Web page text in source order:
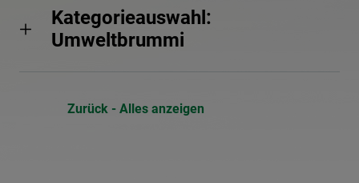
Kategorieauswahl:
Umweltbrummi
Zurück - Alles anzeigen